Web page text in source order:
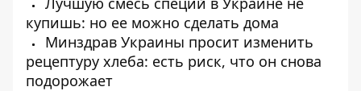
купишь: но ее можно сделать дома
Минздрав Украины просит изменить
рецептуру хлеба: есть риск, что он снова
подорожает